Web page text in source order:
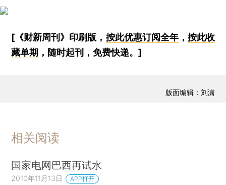
[《财新周刊》印刷版， 按此优惠订阅全年， 按此收
藏单期 ，随时起刊，免费快递。]
版面编辑：刘潇
相关阅读
国家电网巴西再试水
2010年11月13日 APP打开